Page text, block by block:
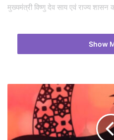
मुख्यमंत्री विष्णु देव साय एवं राज्य
Show